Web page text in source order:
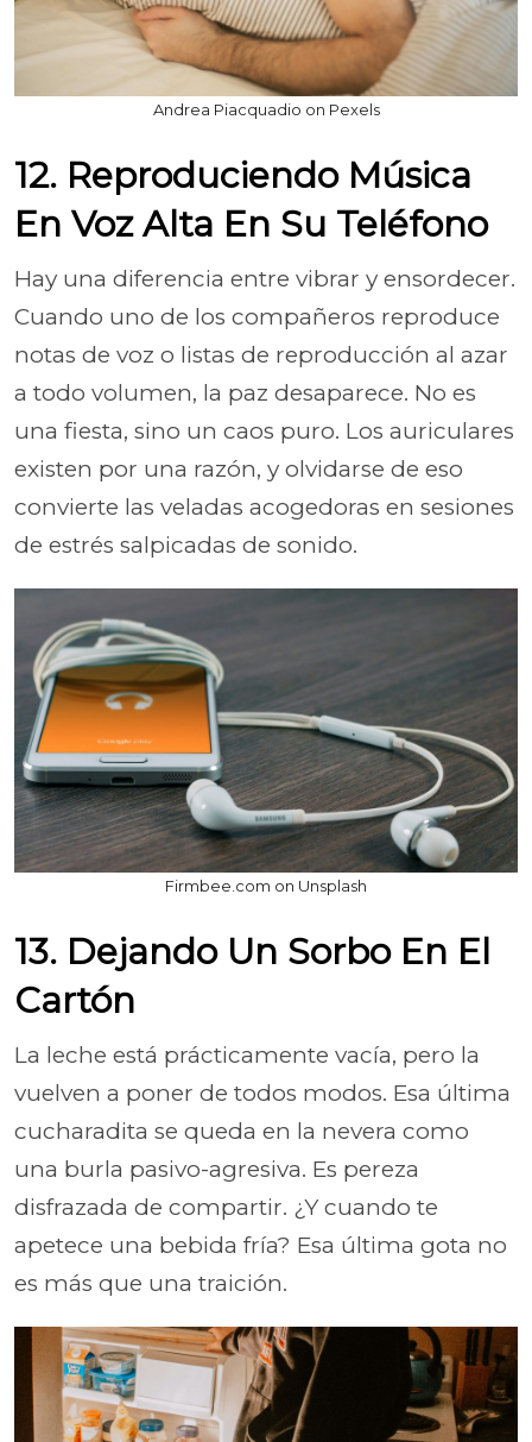
Andrea Piacquadio on Pexels
12. Reproduciendo Música
En Voz Alta En Su Teléfono
Hay una diferencia entre vibrar y ensordecer.
Cuando uno de los compañeros reproduce
notas de voz o listas de reproducción al azar
a todo volumen, la paz desaparece. No es
una fiesta, sino un caos puro. Los auriculares
existen por una razón, y olvidarse de eso
convierte las veladas acogedoras en sesiones
de estrés salpicadas de sonido.
Firmbee.com on Unsplash
13. Dejando Un Sorbo En El
Cartón
La leche está prácticamente vacía, pero la
vuelven a poner de todos modos. Esa última
cucharadita se queda en la nevera como
una burla pasivo-agresiva. Es pereza
disfrazada de compartir. ¿Y cuando te
apetece una bebida fría? Esa última gota no
es más que una traición.